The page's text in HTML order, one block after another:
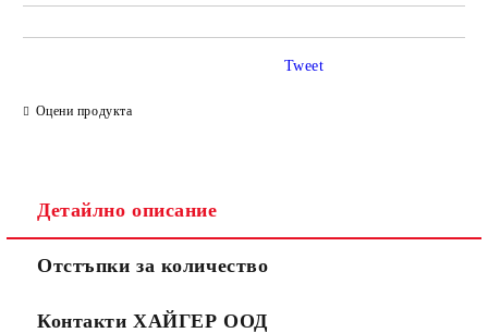
Оцени продукта
Tweet
Детайлно описание
Отстъпки за количество
Контакти ХАЙГЕР ООД